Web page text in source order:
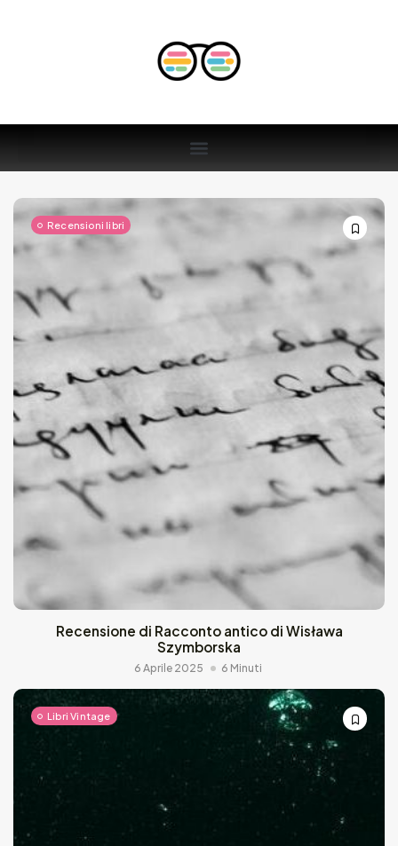
Recensioni libri
Recensione di Racconto antico di Wisława
Szymborska
6 Aprile 2025 6 Minuti
Libri Vintage